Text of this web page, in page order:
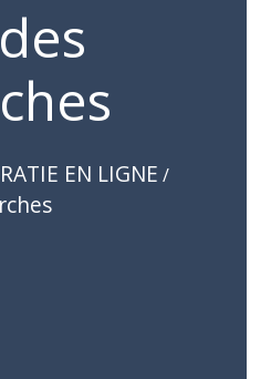
EN LIGNE /